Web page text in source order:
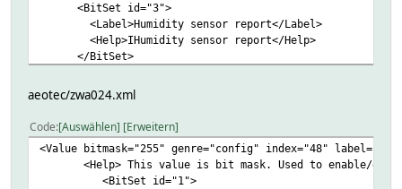
<BitSet id="3">
<Label>Humidity sensor report</Label>
<Help>IHumidity sensor report</Help>
</BitSet>
<Label>Dew point sensor report</Label>
</BitSet>
</Value>
aeotec/zwa024.xml
Code Auswählen Erweitern
<Value bitmask="255" genre="config" index="48"
<Help> This value is bit mask. Used to enable/
<BitSet id="1">